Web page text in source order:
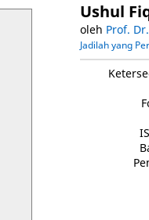
Ushul
oleh Prof.
Jadilah yang